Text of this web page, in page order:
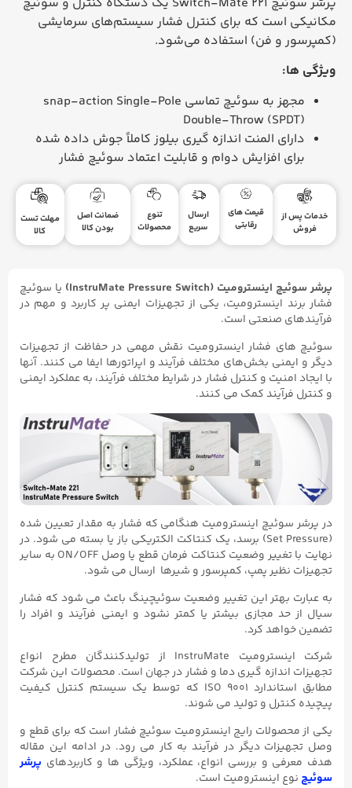
مکانیکی است که برای کنترل فشار سیستم‌های سرمایشی
(کمپرسور و فن) استفاده می‌شود.
ویژگی ها:
مجهز به سوئیچ تماسی snap-action Single-Pole
Double-Throw (SPDT)
دارای المنت اندازه گیری بیلوز کاملاً جوش داده شده
برای افزایش دوام و قابلیت اعتماد سوئیچ فشار
خدمات پس از
فروش
قیمت های
رقابتی
ارسال
سریع
تنوع
محصولات
ضمانت اصل
بودن کالا
مهلت تست
کالا
پرشر سوئیچ اینسترومیت (InstruMate Pressure Switch)
یا سوئیچ‌
فشار برند اینسترومیت، یکی از تجهیزات ایمنی پر کاربرد و مهم در
فرآیندهای صنعتی است.
سوئیچ های فشار اینسترومیت نقش مهمی در حفاظت از تجهیزات
دیگر و ایمنی بخش‌های مختلف فرآیند و اپراتورها ایفا می‌ کنند. آنها
با ایجاد امنیت و کنترل فشار در شرایط مختلف فرآیند، به عملکرد ایمنی
و کنترل فرآیند کمک می‌ کنند.
در پرشر سوئیچ اینسترومیت هنگامی که فشار به مقدار تعیین شده
(Set Pressure) برسد، یک کنتاکت الکتریکی باز یا بسته می شود. در
نهایت با تغییر وضعیت کنتاکت فرمان قطع یا وصل ON/OFF به سایر
تجهیزات نظیر پمپ، کمپرسور و شیرها ارسال می شود.
به عبارت بهتر این تغییر وضعیت سوئیچینگ باعث می‌ شود که فشار
سیال از حد مجازی بیشتر یا کمتر نشود و ایمنی فرآیند و افراد را
تضمین خواهد کرد.
شرکت اینسترومیت InstruMate از تولیدکنندگان مطرح انواع
تجهیزات اندازه گیری دما و فشار در جهان است. محصولات این شرکت
مطابق استاندارد ISO ۹۰۰۱ که توسط یک سیستم کنترل کیفیت
پیچیده کنترل و تولید می شوند.
یکی از محصولات رایج اینسترومیت سوئیچ فشار است که برای قطع و
وصل تجهیزات دیگر در فرآیند به کار می رود. در ادامه این مقاله
هدف معرفی و بررسی انواع، عملکرد، ویژگی ها و کاربردهای پرشر
سوئیچ نوع اینسترومیت است.